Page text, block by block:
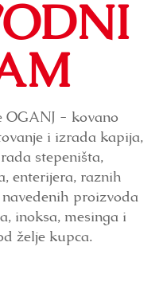
OGANJ - kovano
i izrada kapija,
stepeništa,
enterijera, raznih
proizvoda
inoksa, mesinga i
želje kupca.